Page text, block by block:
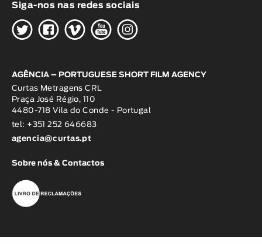
Siga-nos nas redes sociais
HGWOK
AGÊNCIA – PORTUGUESE SHORT FILM AGENCY
Curtas Metragens CRL
Praça José Régio, 110
4480-718 Vila do Conde - Portugal
tel: +351 252 646683
agencia@curtas.pt
Sobre nós & Contactos